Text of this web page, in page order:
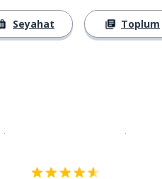
Seyahat Toplum